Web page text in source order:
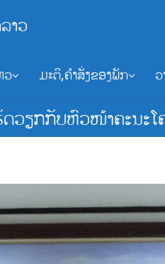
າວ
ວ ມະຕິ,ຄຳສັ່ງຂອງພັກ
ວຽກກັບຫົວໜ້າຄະນະ